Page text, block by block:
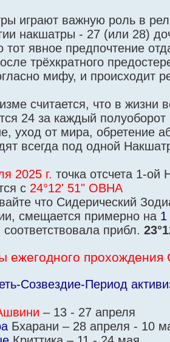
играют важную роль в
накшатры - 27 (или 28)
тот явное предпочтение
трёхкратного
мифу, и происходит
считается, что в жизни
24 за каждый
уход от мира, обретение
всегда под одной
2025 г. точка отсчета 1-
с 24°12' 51" ОВНА
что Сидерический
смещается примерно на 1
прибл.
ежегодного
Созвездие-Период
– 13 - 27 апреля
Бхарани – 28 апреля - 10